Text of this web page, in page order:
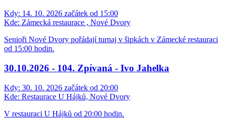
Kdy: 14. 10. 2026 začátek od 15:00
Kde: Zámecká restaurace , Nové Dvory
Senioři Nové Dvory pořádají turnaj v šipkách v Zámecké restauraci
od 15:00 hodin.
30.10.2026 - 104. Zpívaná - Ivo Jahelka
Kdy: 30. 10. 2026 začátek od 20:00
Kde: Restaurace U Hájků, Nové Dvory
V restauraci U Hájků od 20:00 hodin.